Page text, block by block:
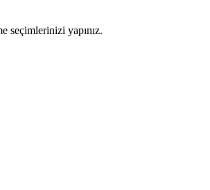
seçimlerinizi yapınız.